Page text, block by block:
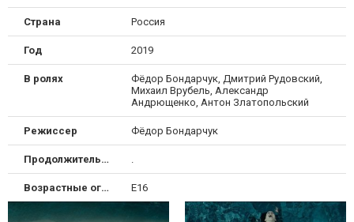
Страна Россия
Год 2019
В ролях
Фёдор Бондарчук, Дмитрий Рудовский,
Михаил Врубель, Александр
Андрющенко, Антон Златопольский
Режиссер Фёдор Бондарчук
Продолжительность
Возрастные ограничения Е16